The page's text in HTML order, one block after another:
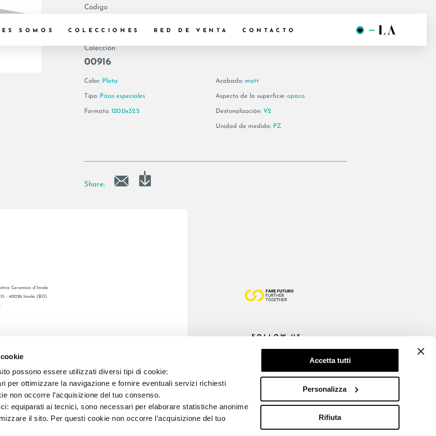
possono essere utilizzati diversi tipi di cookie:
per ottimizzare la navigazione e fornire eventuali servizi richiesti
non occorre l’acquisizione del tuo consenso.
equiparati ai tecnici, sono necessari per elaborare statistiche anonime
il sito. Per questi cookie non occorre l’acquisizione del tuo
Accetta tutti
Personalizza
Rifiuta
SOMOS COLECCIONES RED DE VENTA CONTACTO
Código
Colección
00916
Color: Plata
Tipo: Pizas especiales
Formato: 120.0x32.5
Acabado: matt
Aspecto de la superficie: opaco
Destonalización: V2
Unidad de medida: PZ
Share:
Ceramica d’Imola
- 40026 Imola (BO)
FOLLOW US
E REG. IMPR. BO 00286900378 R.E.A. BO 5545